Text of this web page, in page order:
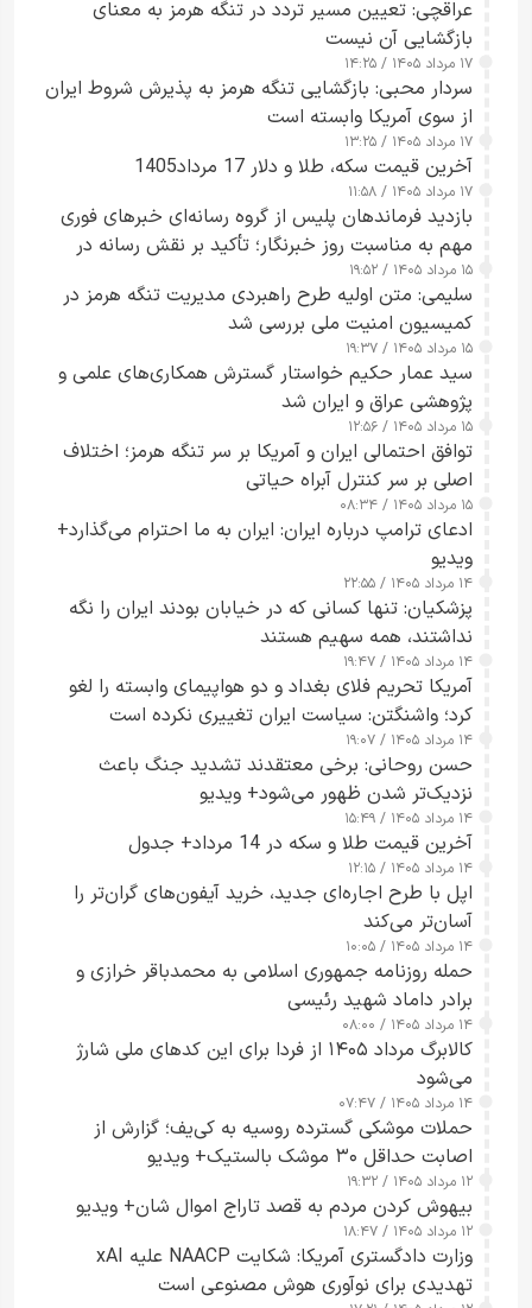
عراقچی: تعیین مسیر تردد در تنگه هرمز به معنای
بازگشایی آن نیست
۱۷ مرداد ۱۴۰۵ / ۱۴:۲۵
سردار محبی: بازگشایی تنگه هرمز به پذیرش شروط ایران
از سوی آمریکا وابسته است
۱۷ مرداد ۱۴۰۵ / ۱۳:۲۵
آخرین قیمت سکه، طلا و دلار 17 مرداد1405
۱۷ مرداد ۱۴۰۵ / ۱۱:۵۸
بازدید فرماندهان پلیس از گروه رسانه‌ای خبرهای فوری
مهم به مناسبت روز خبرنگار؛ تأکید بر نقش رسانه در
تقویت امنیت و اعتماد عمومی
۱۵ مرداد ۱۴۰۵ / ۱۹:۵۲
سلیمی: متن اولیه طرح راهبردی مدیریت تنگه هرمز در
کمیسیون امنیت ملی بررسی شد
۱۵ مرداد ۱۴۰۵ / ۱۹:۳۷
سید عمار حکیم خواستار گسترش همکاری‌های علمی و
پژوهشی عراق و ایران شد
۱۵ مرداد ۱۴۰۵ / ۱۲:۵۶
توافق احتمالی ایران و آمریکا بر سر تنگه هرمز؛ اختلاف
اصلی بر سر کنترل آبراه حیاتی
۱۵ مرداد ۱۴۰۵ / ۰۸:۳۴
ادعای ترامپ درباره ایران: ایران به ما احترام می‌گذارد+
ویدیو
۱۴ مرداد ۱۴۰۵ / ۲۲:۵۵
پزشکیان: تنها کسانی که در خیابان بودند ایران را نگه
نداشتند، همه سهیم هستند
۱۴ مرداد ۱۴۰۵ / ۱۹:۴۷
آمریکا تحریم فلای بغداد و دو هواپیمای وابسته را لغو
کرد؛ واشنگتن: سیاست ایران تغییری نکرده است
۱۴ مرداد ۱۴۰۵ / ۱۹:۰۷
حسن روحانی: برخی معتقدند تشدید جنگ باعث
نزدیک‌تر شدن ظهور می‌شود+ ویدیو
۱۴ مرداد ۱۴۰۵ / ۱۵:۴۹
آخرین قیمت طلا و سکه در 14 مرداد+ جدول
۱۴ مرداد ۱۴۰۵ / ۱۲:۱۵
اپل با طرح اجاره‌ای جدید، خرید آیفون‌های گران‌تر را
آسان‌تر می‌کند
۱۴ مرداد ۱۴۰۵ / ۱۰:۰۵
حمله روزنامه جمهوری اسلامی به محمدباقر خرازی و
برادر داماد شهید رئیسی
۱۴ مرداد ۱۴۰۵ / ۰۸:۰۰
کالابرگ مرداد ۱۴۰۵ از فردا برای این کدهای ملی شارژ
می‌شود
۱۴ مرداد ۱۴۰۵ / ۰۷:۴۷
حملات موشکی گسترده روسیه به کی‌یف؛ گزارش از
اصابت حداقل ۳۰ موشک بالستیک+ ویدیو
۱۲ مرداد ۱۴۰۵ / ۱۹:۳۲
بیهوش کردن مردم به قصد تاراج اموال شان+ ویدیو
۱۲ مرداد ۱۴۰۵ / ۱۸:۴۷
وزارت دادگستری آمریکا: شکایت NAACP علیه xAI
تهدیدی برای نوآوری هوش مصنوعی است